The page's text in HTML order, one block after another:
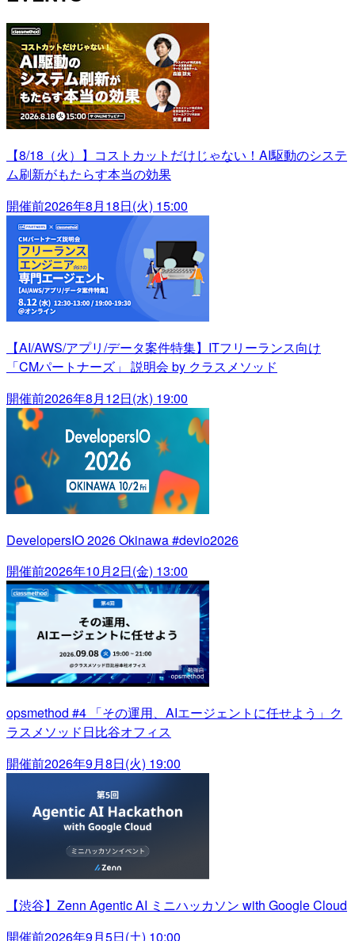
【8/18（火）】コストカットだけじゃない！AI駆動のシステ
ム刷新がもたらす本当の効果
開催前2026年8月18日(火) 15:00
【AI/AWS/アプリ/データ案件特集】ITフリーランス向け
「CMパートナーズ」 説明会 by クラスメソッド
開催前2026年8月12日(水) 19:00
DevelopersIO 2026 Okinawa #devio2026
開催前2026年10月2日(金) 13:00
opsmethod #4 「その運用、AIエージェントに任せよう」ク
ラスメソッド日比谷オフィス
開催前2026年9月8日(火) 19:00
【渋谷】Zenn Agentic AI ミニハッカソン with Google Cloud
開催前2026年9月5日(土) 10:00